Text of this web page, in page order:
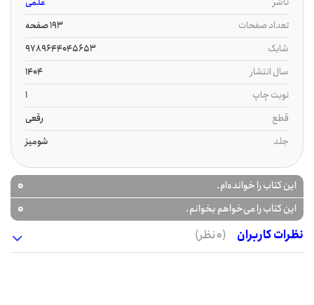
تعداد صفحات
193 صفحه
شابک
9789644045653
سال انتشار
1404
نوبت چاپ
1
قطع
رقعی
جلد
شومیز
این کتاب را خوانده‌ام. 0
این کتاب را می‌خواهم بخوانم.
0
نظرات کاربران
(0 نظر)